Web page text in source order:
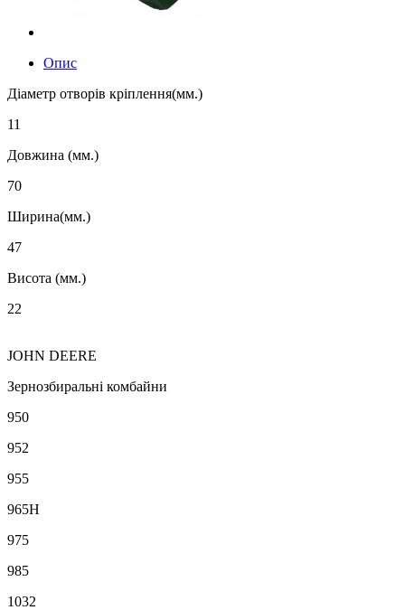
Опис
Діаметр отворів кріплення(мм.)
11
Довжина (мм.)
70
Ширина(мм.)
47
Висота (мм.)
22
JOHN DEERE
Зернозбиральні комбайни
950
952
955
965H
975
985
1032